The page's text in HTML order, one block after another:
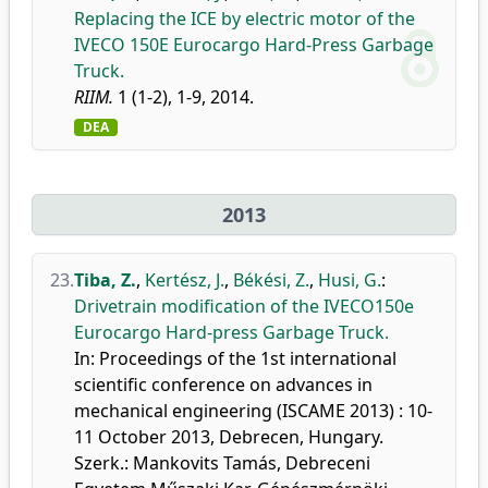
Replacing the ICE by electric motor of the
IVECO 150E Eurocargo Hard-Press Garbage
Truck.
RIIM. 1 (1-2), 1-9, 2014.
DEA
2013
23.Tiba, Z., Kertész, J., Békési, Z., Husi, G.:
Drivetrain modification of the IVECO150e
Eurocargo Hard-press Garbage Truck.
In: Proceedings of the 1st international
scientific conference on advances in
mechanical engineering (ISCAME 2013) : 10-
11 October 2013, Debrecen, Hungary.
Szerk.: Mankovits Tamás, Debreceni